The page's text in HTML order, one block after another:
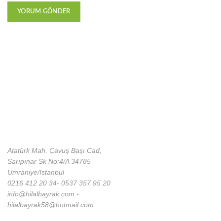
Atatürk Mah. Çavuş Başı Cad,
Sarıpınar Sk No:4/A 34785
Ümraniye/İstanbul
0216 412 20 34- 0537 357 95 20
info@hilalbayrak.com -
hilalbayrak58@hotmail.com